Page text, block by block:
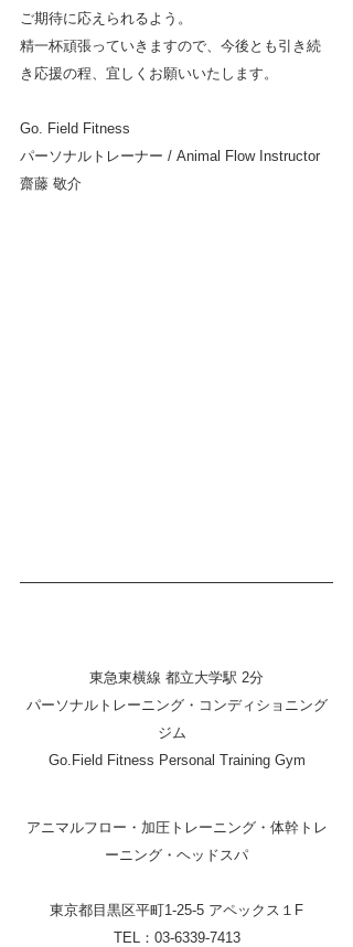
ご期待に応えられるよう。
精一杯頑張っていきますので、今後とも引き続
き応援の程、宜しくお願いいたします。
Go. Field Fitness
パーソナルトレーナー / Animal Flow Instructor
齋藤 敬介
東急東横線 都立大学駅 2分
パーソナルトレーニング・コンディショニング
ジム
Go.Field Fitness Personal Training Gym
アニマルフロー・加圧トレーニング・体幹トレ
ーニング・ヘッドスパ
東京都目黒区平町1-25-5 アペックス１F
TEL：03-6339-7413